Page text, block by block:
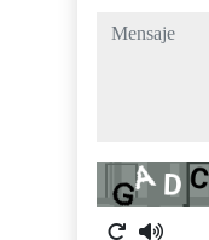
mensaje
Captcha